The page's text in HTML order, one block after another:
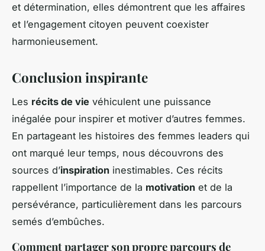
et détermination, elles démontrent que les affaires
et l’engagement citoyen peuvent coexister
harmonieusement.
Conclusion inspirante
Les récits de vie véhiculent une puissance
inégalée pour inspirer et motiver d’autres femmes.
En partageant les histoires des femmes leaders qui
ont marqué leur temps, nous découvrons des
sources d’inspiration inestimables. Ces récits
rappellent l’importance de la motivation et de la
persévérance, particulièrement dans les parcours
semés d’embûches.
Comment partager son propre parcours de